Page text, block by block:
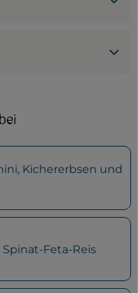
Kichererbsen und
Feta-Reis